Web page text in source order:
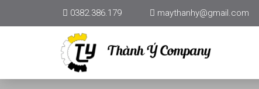
0382.386.179 maythanhy@gmail.com